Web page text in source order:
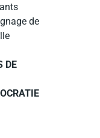
de
DE